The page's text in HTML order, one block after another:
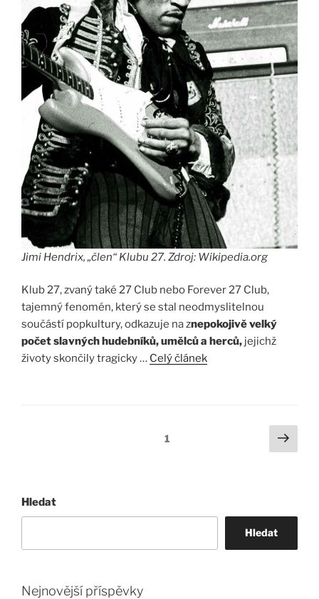
Jimi Hendrix, „člen“ Klubu 27. Zdroj: Wikipedia.org
Klub 27, zvaný také 27 Club nebo Forever 27 Club,
tajemný fenomén, který se stal neodmyslitelnou
součástí popkultury, odkazuje na znepokojivě velký
počet slavných hudebníků, umělců a herců, jejichž
životy skončily tragicky … Celý článek
Stránka:1
Další
Hledat
Hledat
Nejnovější příspěvky